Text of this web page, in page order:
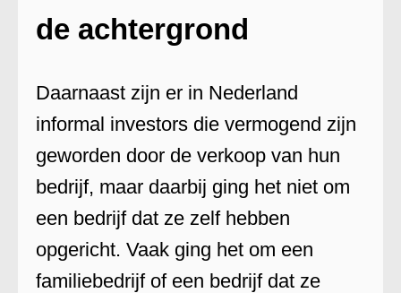
de achtergrond
Daarnaast zijn er in Nederland
informal investors die vermogend zijn
geworden door de verkoop van hun
bedrijf, maar daarbij ging het niet om
een bedrijf dat ze zelf hebben
opgericht. Vaak ging het om een
familiebedrijf of een bedrijf dat ze